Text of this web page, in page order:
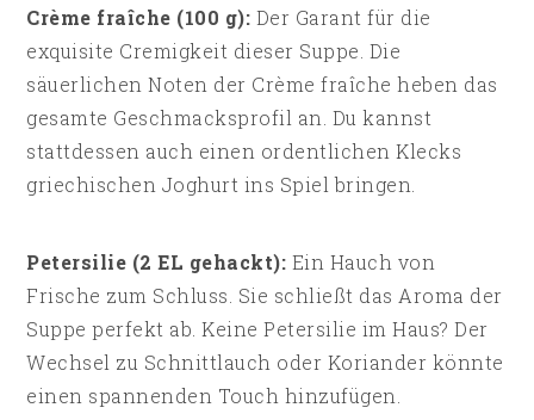
Crème fraîche (100 g): Der Garant für die
exquisite Cremigkeit dieser Suppe. Die
säuerlichen Noten der Crème fraîche heben das
gesamte Geschmacksprofil an. Du kannst
stattdessen auch einen ordentlichen Klecks
griechischen Joghurt ins Spiel bringen.
Petersilie (2 EL gehackt): Ein Hauch von
Frische zum Schluss. Sie schließt das Aroma der
Suppe perfekt ab. Keine Petersilie im Haus? Der
Wechsel zu Schnittlauch oder Koriander könnte
einen spannenden Touch hinzufügen.